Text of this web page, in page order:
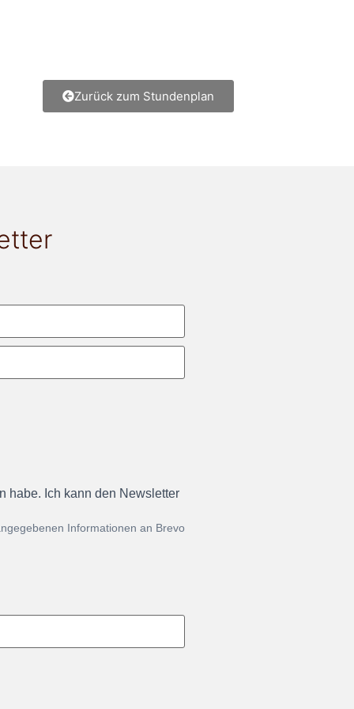
Zurück zum Stundenplan
habe. Ich kann den Newsletter
Informationen an Brevo